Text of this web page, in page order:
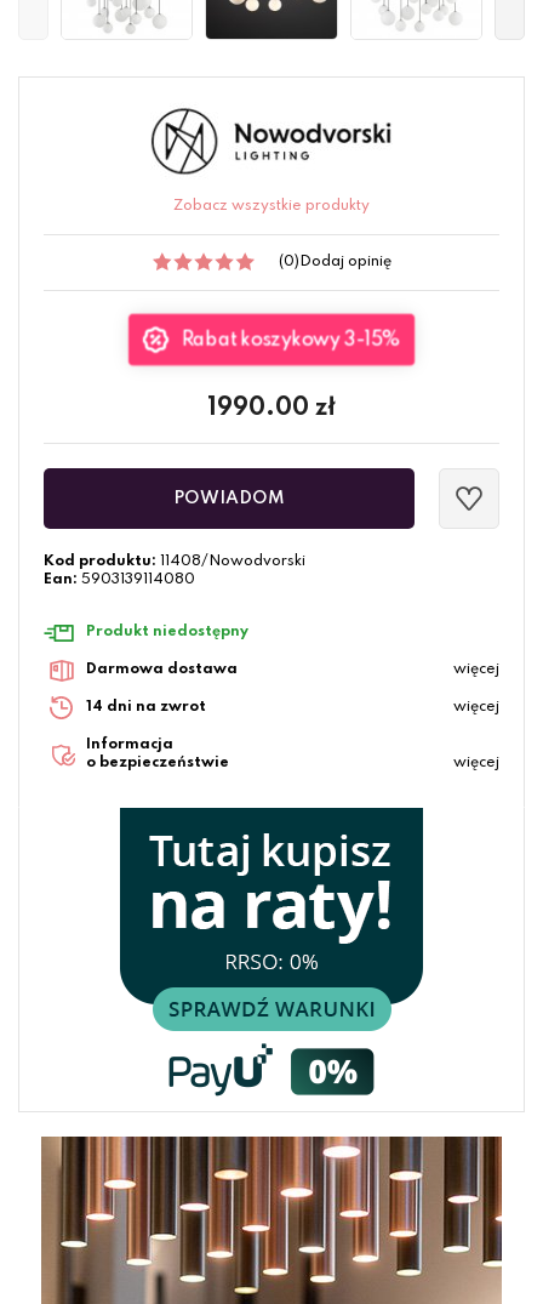
Zobacz wszystkie produkty
(0) Dodaj opinię
Rabat koszykowy 3-15%
1990.00 zł
POWIADOM
Kod produktu:
11408/Nowodvorski
Ean: 5903139114080
Produkt niedostępny
Darmowa dostawa więcej
14 dni na zwrot więcej
Informacja
o bezpieczeństwie
więcej